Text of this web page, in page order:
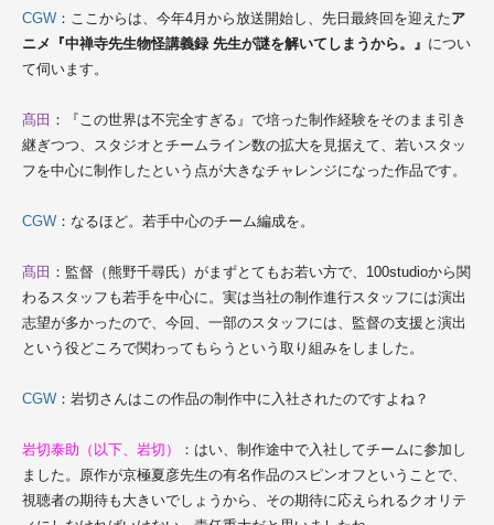
CGW ：ここからは、今年4月から放送開始し、先日最終回を迎えたア
ニメ『中禅寺先生物怪講義録 先生が謎を解いてしまうから。』 につい
て伺います。
髙田 ：『この世界は不完全すぎる』で培った制作経験をそのまま引き
継ぎつつ、スタジオとチームライン数の拡大を見据えて、若いスタッ
フを中心に制作したという点が大きなチャレンジになった作品です。
CGW ：なるほど。若手中心のチーム編成を。
髙田 ：監督（熊野千尋氏）がまずとてもお若い方で、100studioから関
わるスタッフも若手を中心に。実は当社の制作進行スタッフには演出
志望が多かったので、今回、一部のスタッフには、監督の支援と演出
という役どころで関わってもらうという取り組みをしました。
CGW ：岩切さんはこの作品の制作中に入社されたのですよね？
岩切泰助（以下、岩切）
：はい、制作途中で入社してチームに参加し
ました。原作が京極夏彦先生の有名作品のスピンオフということで、
視聴者の期待も大きいでしょうから、その期待に応えられるクオリテ